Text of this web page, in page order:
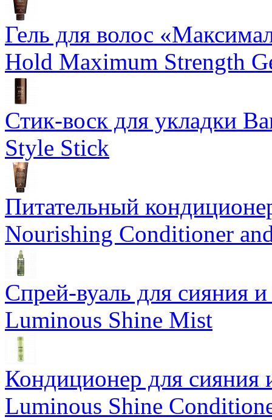
Гель для волос
Hold Maximum Strength
Стик-воск для укладки
Style Stick
Питательный
Nourishing Conditioner
Спрей-вуаль для сияния
Luminous Shine Mist
Кондиционер для сияния
Luminous Shine